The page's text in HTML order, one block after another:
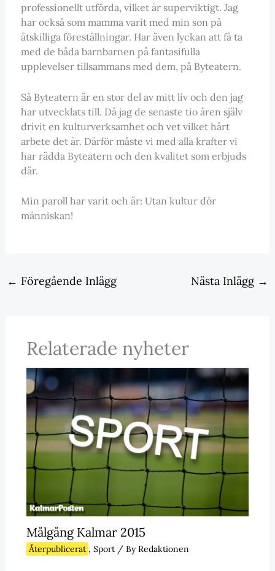
professionellt utförda, vilket är superviktigt. Jag
har också som mamma varit med min son på
åtskilliga föreställningar. Har även lyckan att få ta
med de båda barnbarnen på fantasifulla
upplevelser tillsammans med dem, på Byteatern.
Så Byteatern är en stor del av mitt liv och den jag
har utvecklats till. Då jag de senaste tio åren själv
drivit en kulturverksamhet och vet vilket hårt
arbete det är. Därför måste vi med alla krafter vi
har rädda Byteatern och den kvalitet som erbjuds
där.
Min paroll har varit och är: Utan kultur dör
människan!
← Föregående Inlägg Nästa Inlägg →
Relaterade nyheter
Målgång Kalmar 2015
Återpublicerat , Sport/ ByRedaktionen